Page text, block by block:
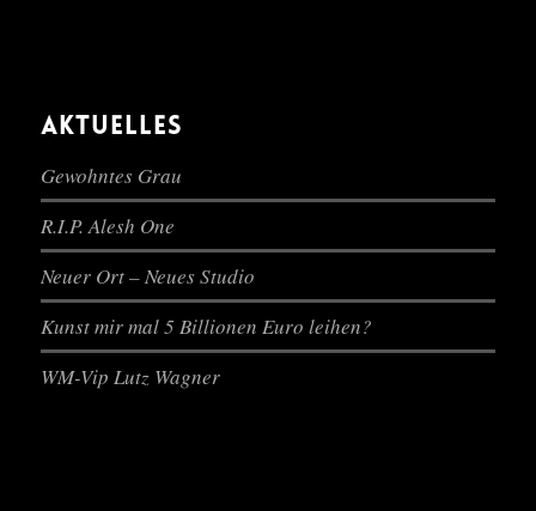
AKTUELLES
Gewohntes Grau
R.I.P. Alesh One
Neuer Ort – Neues Studio
Kunst mir mal 5 Billionen Euro leihen?
WM-Vip Lutz Wagner